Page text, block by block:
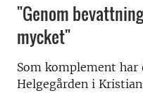
"Genom
mycket"
Som komplement
Helgegården i